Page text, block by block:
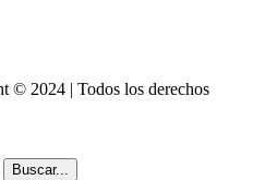
© 2024 | Todos los derechos
Buscar...